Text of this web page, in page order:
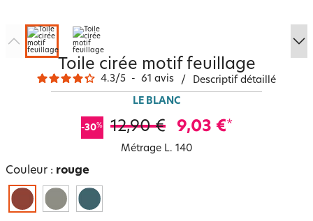
Toile cirée motif feuillage
4.3/5 - 61 avis / Descriptif détaillé
LE BLANC
-30% 12,90 € 9,03 €*
Métrage L. 140
Couleur : rouge